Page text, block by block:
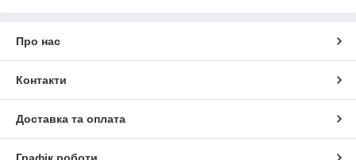
Про нас
Контакти
Доставка та оплата